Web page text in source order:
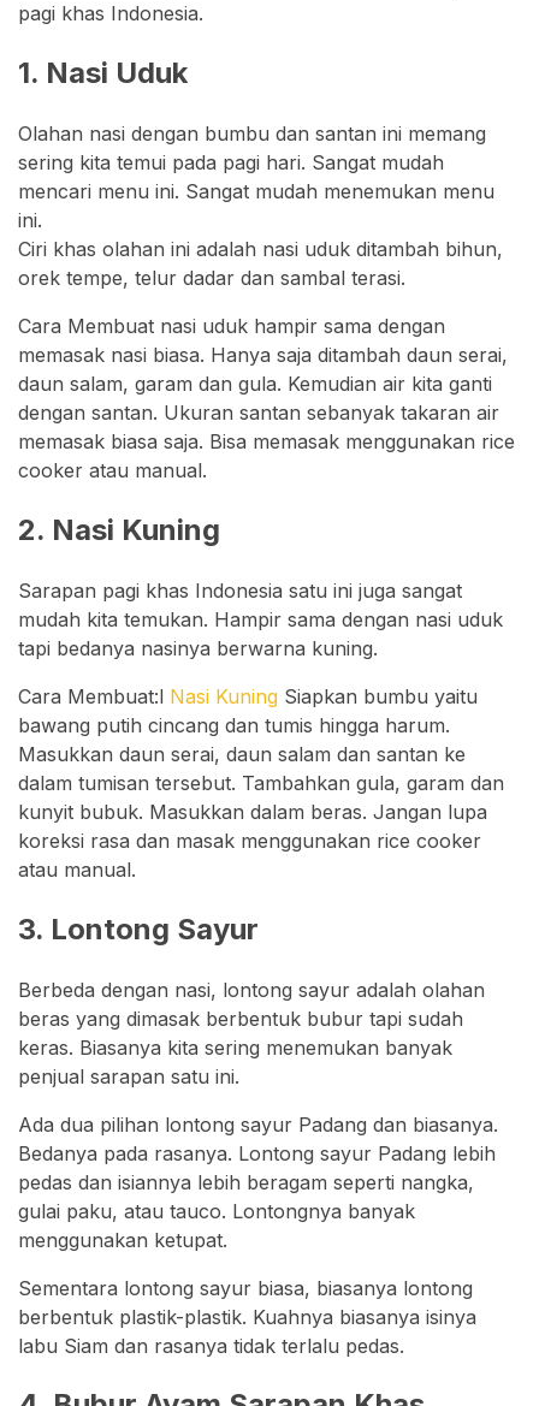
pagi khas Indonesia.
1. Nasi Uduk
Olahan nasi dengan bumbu dan santan ini memang
sering kita temui pada pagi hari. Sangat mudah
mencari menu ini. Sangat mudah menemukan menu
ini.
Ciri khas olahan ini adalah nasi uduk ditambah bihun,
orek tempe, telur dadar dan sambal terasi.
Cara Membuat nasi uduk hampir sama dengan
memasak nasi biasa. Hanya saja ditambah daun serai,
daun salam, garam dan gula. Kemudian air kita ganti
dengan santan. Ukuran santan sebanyak takaran air
memasak biasa saja. Bisa memasak menggunakan rice
cooker atau manual.
2. Nasi Kuning
Sarapan pagi khas Indonesia satu ini juga sangat
mudah kita temukan. Hampir sama dengan nasi uduk
tapi bedanya nasinya berwarna kuning.
Cara Membuat:l Nasi Kuning Siapkan bumbu yaitu
bawang putih cincang dan tumis hingga harum.
Masukkan daun serai, daun salam dan santan ke
dalam tumisan tersebut. Tambahkan gula, garam dan
kunyit bubuk. Masukkan dalam beras. Jangan lupa
koreksi rasa dan masak menggunakan rice cooker
atau manual.
3. Lontong Sayur
Berbeda dengan nasi, lontong sayur adalah olahan
beras yang dimasak berbentuk bubur tapi sudah
keras. Biasanya kita sering menemukan banyak
penjual sarapan satu ini.
Ada dua pilihan lontong sayur Padang dan biasanya.
Bedanya pada rasanya. Lontong sayur Padang lebih
pedas dan isiannya lebih beragam seperti nangka,
gulai paku, atau tauco. Lontongnya banyak
menggunakan ketupat.
Sementara lontong sayur biasa, biasanya lontong
berbentuk plastik-plastik. Kuahnya biasanya isinya
labu Siam dan rasanya tidak terlalu pedas.